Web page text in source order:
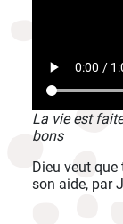
La vie est
bons
Dieu veut
son aide, par